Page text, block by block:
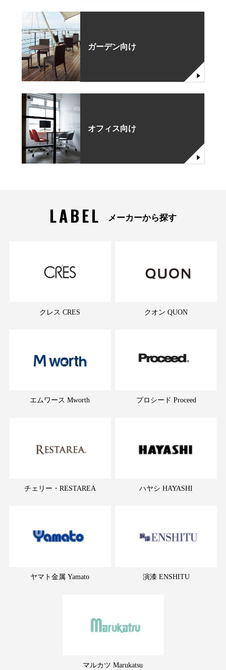
ガーデン向け
オフィス向け
LABEL メーカーから探す
クレス CRES クオン QUON
エムワース Mworth プロシード Proceed
チェリー・RESTAREA ハヤシ HAYASHI
ヤマト金属 Yamato 演漆 ENSHITU
マルカツ Marukatsu